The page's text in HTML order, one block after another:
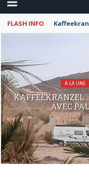
FLASH INFO
A LA UNE
KAFFEEKRANZEL
AVEC